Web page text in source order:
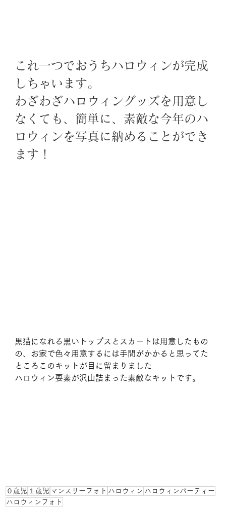
これ一つでおうちハロウィンが完成
しちゃいます。
わざわざハロウィングッズを用意し
なくても、簡単に、素敵な今年のハ
ロウィンを写真に納めることができ
ます！
黒猫になれる黒いトップスとスカートは用意したもの
の、お家で色々用意するには手間がかかると思ってた
ところこのキットが目に留まりました
ハロウィン要素が沢山詰まった素敵なキットです。
０歳児 １歳児 マンスリーフォト ハロウィン ハロウィンパーティー
ハロウィンフォト